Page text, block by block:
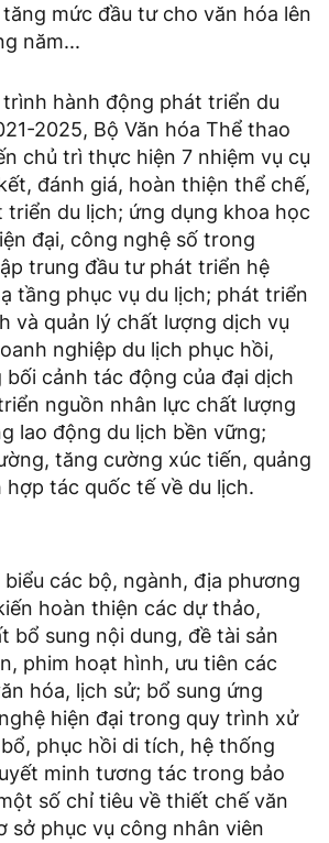
mức đầu tư cho văn hóa lên
năm...
hành động phát triển du
2025, Bộ Văn hóa Thể thao
chủ trì thực hiện 7 nhiệm vụ cụ
đánh giá, hoàn thiện thể chế,
triển du lịch; ứng dụng khoa học
đại, công nghệ số trong
trung đầu tư phát triển hệ
tầng phục vụ du lịch; phát triển
và quản lý chất lượng dịch vụ
nghiệp du lịch phục hồi,
cảnh tác động của đại dịch
nguồn nhân lực chất lượng
lao động du lịch bền vững;
tăng cường xúc tiến, quảng
hợp tác quốc tế về du lịch.
các bộ, ngành, địa phương
hoàn thiện các dự thảo,
bổ sung nội dung, đề tài sản
phim hoạt hình, ưu tiên các
hóa, lịch sử; bổ sung ứng
hiện đại trong quy trình xử
phục hồi di tích, hệ thống
minh tương tác trong bảo
số chỉ tiêu về thiết chế văn
sở phục vụ công nhân viên